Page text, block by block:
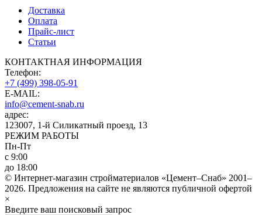
Доставка
Оплата
Прайс-лист
Статьи
КОНТАКТНАЯ ИНФОРМАЦИЯ
Телефон:
+7 (499) 398-05-91
E-MAIL:
info@cement-snab.ru
адрес:
123007, 1-й Силикатный проезд, 13
РЕЖИМ РАБОТЫ
Пн-Пт
с 9:00
до 18:00
© Интернет-магазин стройматериалов «Цемент–Снаб» 2001–
2026. Предложения на сайте не являются публичной офертой
×
Введите ваш поисковый запрос